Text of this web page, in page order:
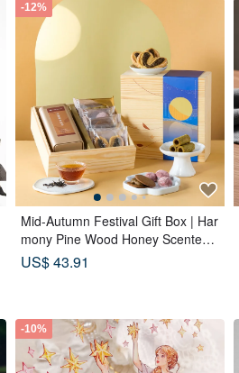
-12%
Mid-Autumn Festival Gift Box | Har
mony Pine Wood Honey Scented
Tea Canister x 8 Tea Cakes_Moon
lit Blue
US$ 43.91
-10%